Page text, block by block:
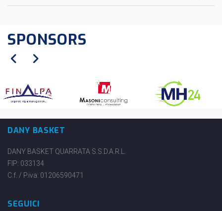
SPONSORS
DANY BASKET
DANY BASKET QUARRATA S.S.D.A.R.L.
FIP: 033134
C.f. / P.iva: 01206590471
SEGUICI